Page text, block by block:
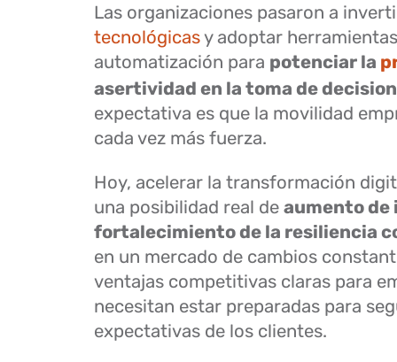
Las organizaciones pasaron a
tecnológicasy adoptar
automatización para potenciar la
asertividad en la toma de
expectativa es que la movilidad
cada vez más fuerza.
Hoy, acelerar la transformación
una posibilidad real de aumento de
fortalecimiento de la resiliencia
en un mercado de cambios
ventajas competitivas claras para
necesitan estar preparadas para
expectativas de los clientes.